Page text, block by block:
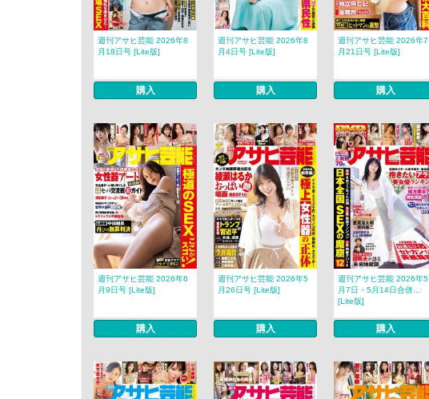
週刊アサヒ芸能 2026年8
月18日号 [Lite版]
購入
週刊アサヒ芸能 2026年8
月4日号 [Lite版]
購入
週刊アサヒ芸能 2026年7
月21日号 [Lite版]
購入
週刊アサヒ芸能 2026年6
月9日号 [Lite版]
購入
週刊アサヒ芸能 2026年5
月26日号 [Lite版]
購入
週刊アサヒ芸能 2026年5
月7日・5月14日合併...
[Lite版]
購入